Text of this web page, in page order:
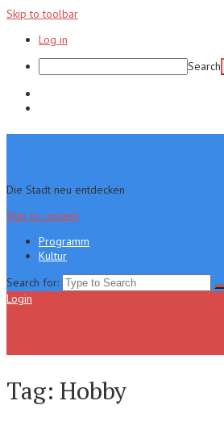
Skip to toolbar
Log in
Search
Die Stadt neu entdecken
Skip to content
Programm
Kultur
Search for:
Login
Tag: Hobby